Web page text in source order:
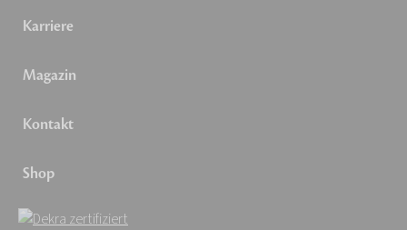
Karriere
Magazin
Kontakt
Shop